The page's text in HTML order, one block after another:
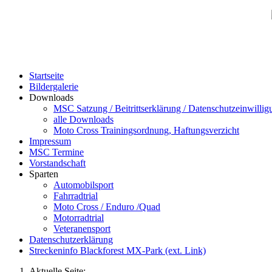
Startseite
Bildergalerie
Downloads
MSC Satzung / Beitrittserklärung /
alle Downloads
Moto Cross Trainingsordnung, Haftungsverzicht
Impressum
MSC Termine
Vorstandschaft
Sparten
Automobilsport
Fahrradtrial
Moto Cross / Enduro /Quad
Motorradtrial
Veteranensport
Datenschutzerklärung
Streckeninfo Blackforest MX-Park (ext. Link)